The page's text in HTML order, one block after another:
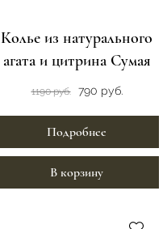
Колье из натурального
агата и цитрина Сумая
1190 руб. 790 руб.
Подробнее
В корзину